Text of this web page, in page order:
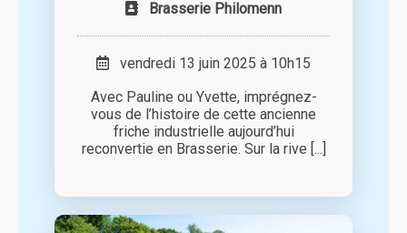
Brasserie Philomenn
vendredi 13 juin 2025 à 10h15
Avec Pauline ou Yvette, imprégnez-
vous de l’histoire de cette ancienne
friche industrielle aujourd’hui
reconvertie en Brasserie. Sur la rive [...]